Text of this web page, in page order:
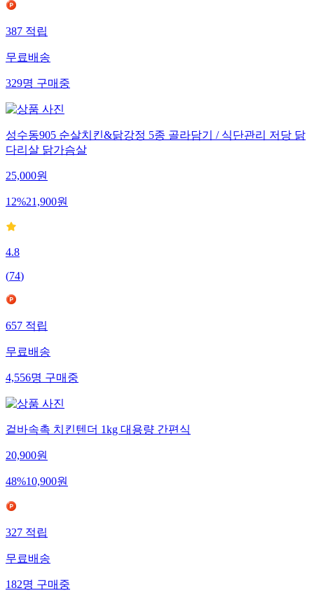
387적립
무료배송
329명구매중
성수동905 순살치킨&닭강정 5종 골라담기 / 식단관리 저당 닭
다리살 닭가슴살
25,000원
12%21,900원
4.8
(74)
657적립
무료배송
4,556명구매중
겉바속촉 치킨텐더 1kg 대용량 간편식
20,900원
48%10,900원
327적립
무료배송
182명구매중